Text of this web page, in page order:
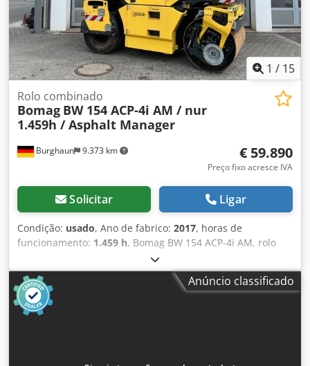
1 / 15
Burghaun 9.373 km
Rolo combinado
Bomag BW 154 ACP-4i AM / nur
1.459h / Asphalt Manager
€ 59.890
Preço fixo acresce IVA
Solicitar Ligar
Condição: usado, Ano de fabrico: 2017, horas de
funcionamento: 1.459 h, Bomag BW 154 ACP-4i AM, rolo
vibratório combinado, ano de fabricação: 2017, horas de
operação: apenas 1.459h, motor: Kubota [55,4 kW/75 cv],
Asphalt Manager 2, cortador de asfalto do lado direito,
peso: 7.400 kg, tambor com revestimento liso, em bom
estado, pronto para uso imediato. Dsdpfx Aezq Tzmsnfswa
Anúncio classificado